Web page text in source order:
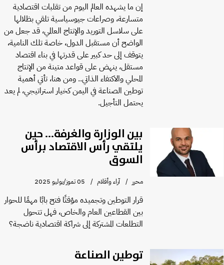
إن ما يشهده العالم اليوم من تقلبات اقتصادية
متسارعة، وصراعات جيوسياسية تلقي بظلالها
على سلاسل التوريد والإنتاج العالمي، قد جعل من
الواضح أن مستقبل الدول، خاصة تلك النامية،
يتوقف إلى حد كبير على قدرتها في بناء اقتصاد
مستقل، ينهض على قواعد متينة من الإنتاج
المحلي والاكتفاء الذاتي.. ومن هنا، تأتي أهمية
توطين الصناعة في اليمن كخيار استراتيجي، لم يعد
يحتمل التأجيل.
بين الوزارة والغرفة... حين
يلتقي رأس الاقتصاد برأس
السوق
محرر آراء وأقلام 05 تموز/يوليو 2025
قرار التوطين وتجميده مؤقتًا فتح بابًا مهمًا للحوار
بين القطاعين العام والخاص، فهل تتحول
التطلعات المشتركة إلى شراكة اقتصادية ناضجة؟
توطين الصناعة